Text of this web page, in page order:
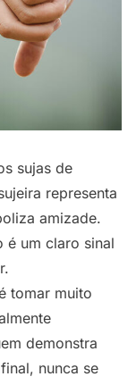
sujas de
representa
amizade.
é um claro sinal
tomar muito
demonstra
nunca se